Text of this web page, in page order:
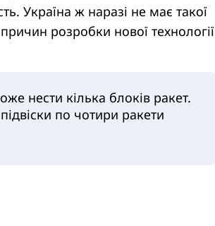
Україна ж наразі не має такої
розробки нової технології
нести кілька блоків ракет.
по чотири ракети